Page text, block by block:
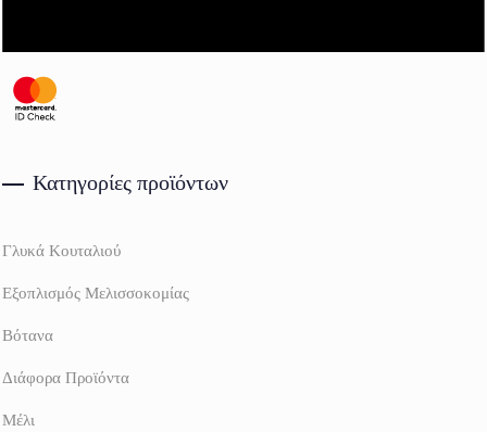
Κατηγορίες προϊόντων
Γλυκά Κουταλιού
Εξοπλισμός Μελισσοκομίας
Βότανα
Διάφορα Προϊόντα
Μέλι